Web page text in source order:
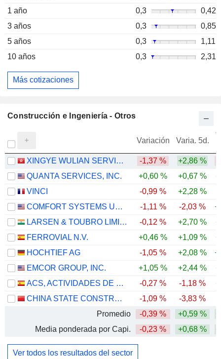
1 año
0,3
0,42
3 años
0,3
0,85
5 años
0,3
1,11
10 años
0,3 2,31
Más cotizaciones
Construcción e Ingeniería - Otros
Variación Varia. 5d.
XINGYE WULIAN SERVICE GROUP CO. LTD. -1,37 % +2,86 %
QUANTA SERVICES, INC.
+0,60 % +0,67 %
VINCI
-0,99 % +2,28 %
COMFORT SYSTEMS USA, INC.
-1,11 % -2,03 %
LARSEN & TOUBRO LIMITED
-0,12 % +2,70 %
FERROVIAL N.V.
+0,46 % +1,09 %
HOCHTIEF AG
-1,05 % +2,08 %
EMCOR GROUP, INC.
+1,05 % +2,44 %
ACS, ACTIVIDADES DE CONSTRUCCIÓN Y SERVICIOS, S.A.
-0,27 % -1,18 %
CHINA STATE CONSTRUCTION ENGINEERING CORPORATION LIMITED
-1,09 % -3,83 %
Promedio
-0,39 % +0,59 %
Media ponderada por Capi.
-0,23 % +0,68 %
Ver todos los resultados del sector